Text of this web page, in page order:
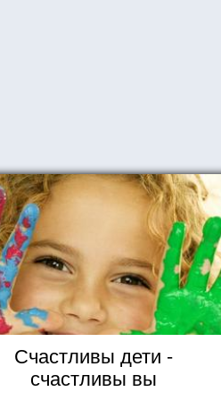
Счастливы дети -
счастливы вы